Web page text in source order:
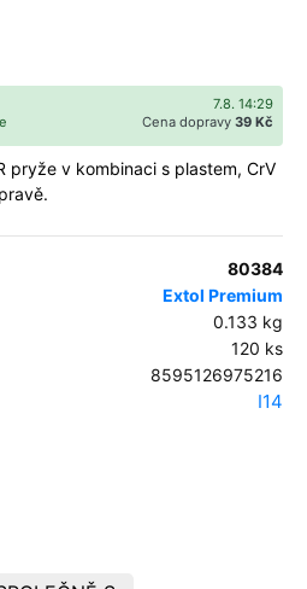
7.8. 14:29
Cena dopravy 39 Kč
pryže v kombinaci s plastem, CrV
80384
Extol Premium
0.133 kg
120 ks
8595126975216
I14